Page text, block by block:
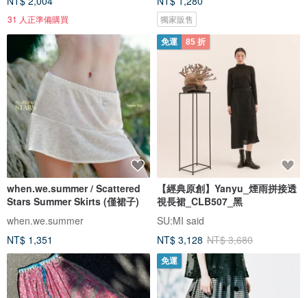
31 人正準備購買 獨家販售
when.we.summer / Scattered
Stars Summer Skirts (僅裙子)
when.we.summer
NT$ 1,351
免運 85 折
【經典原創】Yanyu_煙雨拼接透
視長裙_CLB507_黑
SU:MI said
NT$ 3,128 NT$ 3,680
免運